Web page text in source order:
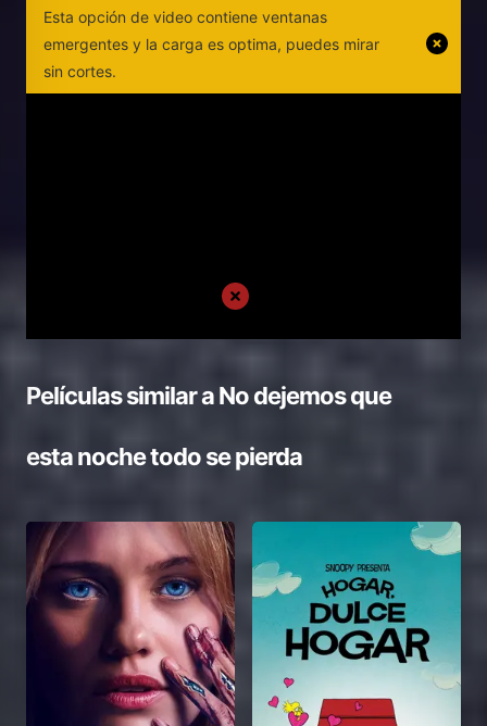
Esta opción de video contiene ventanas
emergentes y la carga es optima, puedes mirar
sin cortes.
Películas similar aNo dejemos que
esta noche todo se pierda